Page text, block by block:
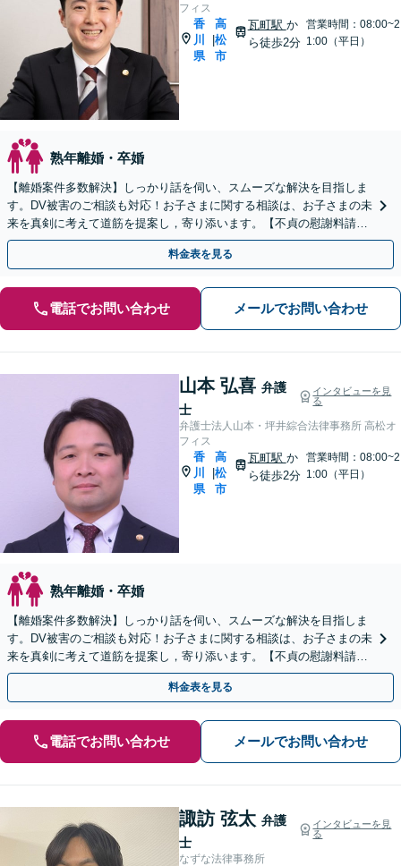
フィス
香
川
県
高
松
市
瓦町駅 か
ら徒歩2分
営業時間：08:00~2
1:00（平日）
熟年離婚・卒婚
【離婚案件多数解決】しっかり話を伺い、スムーズな解決を目指しま
す。DV被害のご相談も対応！お子さまに関する相談は、お子さまの未
来を真剣に考えて道筋を提案し，寄り添います。【不貞の慰謝料請
求】相手の動きを予測しながら最善の解決を模索します。
料金表を見る
電話でお問い合わせ メールでお問い合わせ
山本 弘喜 弁護
士
インタビューを見
る
弁護士法人山本・坪井綜合法律事務所 高松オ
フィス
香
川
県
高
松
市
瓦町駅 か
ら徒歩2分
営業時間：08:00~2
1:00（平日）
熟年離婚・卒婚
【離婚案件多数解決】しっかり話を伺い、スムーズな解決を目指しま
す。DV被害のご相談も対応！お子さまに関する相談は、お子さまの未
来を真剣に考えて道筋を提案し，寄り添います。【不貞の慰謝料請
求】相手の動きを予測しながら最善の解決を模索します。
料金表を見る
電話でお問い合わせ メールでお問い合わせ
諏訪 弦太 弁護
士
インタビューを見
る
なずな法律事務所